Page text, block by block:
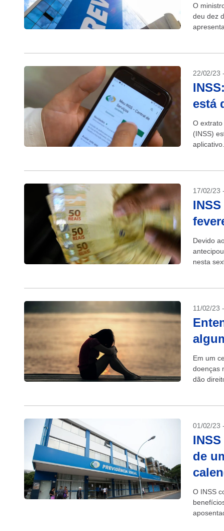
O
deu dez
22/02/23
está
O
(INSS)
17/02/23
Devido
nesta
11/02/23
Em um
doenças
dão
01/02/23
de
O INSS